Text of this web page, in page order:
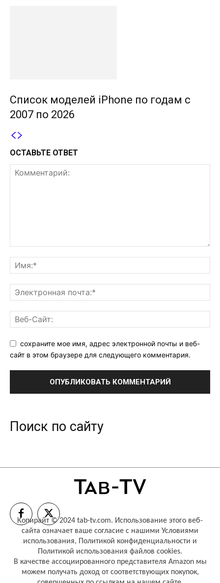
Список моделей iPhone по годам с
2007 по 2026
ОСТАВЬТЕ ОТВЕТ
сохраните мое имя, адрес электронной почты и веб-
сайт в этом браузере для следующего комментария.
Поиск по сайту
Копирайт © 2024 tab-tv.com. Использование этого веб-
сайта означает ваше согласие с нашими Условиями
использования, Политикой конфиденциальности и
Политикой использования файлов cookies.
В качестве ассоциированного представителя Amazon мы
можем получать доход от соответствующих покупок,